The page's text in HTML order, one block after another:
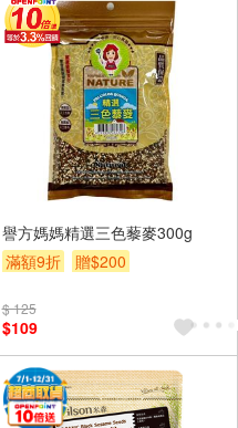
譽方媽媽精選三色藜麥300g
滿額9折
贈$200
$ 125
$109